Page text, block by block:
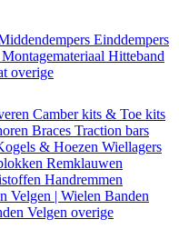
Einddempers
Montagemateriaal Hitteband
overige
Camber kits & Toe kits
Braces Traction bars
& Hoezen Wiellagers
Remklauwen
Handremmen
Velgen | Wielen Banden
Velgen overige